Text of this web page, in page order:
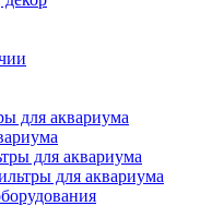
для аквариума
для аквариума
для аквариума